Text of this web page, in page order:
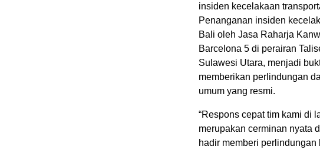
insiden kecelakaan
Penanganan insiden
Bali oleh Jasa Raharja
Barcelona 5 di perairan
Sulawesi Utara, menjadi
memberikan perlindungan
umum yang resmi.
“Respons cepat tim kami di
merupakan cerminan nyata
hadir memberi